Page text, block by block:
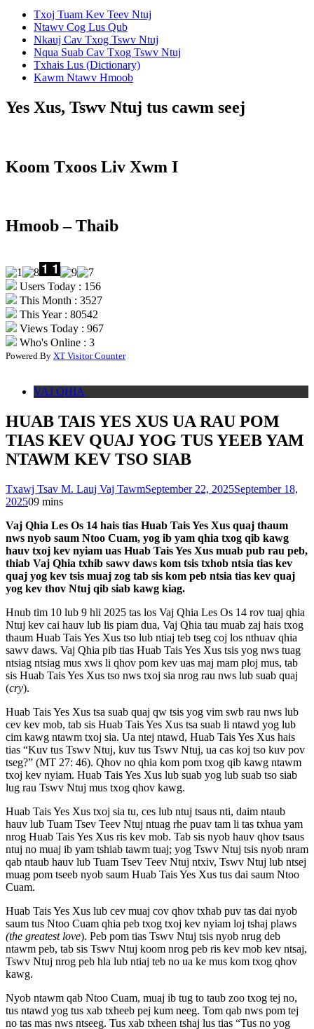
Txoj Tuam Kev Teev Ntuj
Ntawv Cog Lus Qub
Nkauj Cav Txog Tswv Ntuj
Nqua Suab Cav Txog Tswv Ntuj
Txhais Lus (Dictionary)
Kawm Ntawv Hmoob
Yes Xus, Tswv Ntuj tus cawm seej
Koom Txoos Liv Xwm I
Hmoob – Thaib
Users Today : 156
This Month : 3527
This Year : 80542
Views Today : 967
Who's Online : 3
Powered By XT Visitor Counter
VAJ QHIA
HUAB TAIS YES XUS UA RAU POM
TIAS KEV QUAJ YOG TUS YEEB YAM
NTAWM KEV TSO SIAB
Txawj Tsav M. Lauj Vaj TawmSeptember 22, 2025September 18,
202509 mins
Vaj Qhia Les Os 14 hais tias Huab Tais Yes Xus quaj thaum
nws nyob saum Ntoo Cuam, yog ib yam qhia txog qib kawg
hauv txoj kev nyiam uas Huab Tais Yes Xus muab pub rau peb,
thiab Vaj Qhia txhib sawv daws kom tsis txhob ntsia tias kev
quaj yog kev tsis muaj zog tab sis kom peb ntsia tias kev quaj
yog kev thov Ntuj qib siab kawg kiag.
Hnub tim 10 lub 9 hli 2025 tas los Vaj Qhia Les Os 14 rov tuaj qhia
Ntuj kev cai hauv lub lis piam dua, Vaj Qhia tau muab zaj hais txog
thaum Huab Tais Yes Xus tso lub ntiaj teb tseg coj los nthuav qhia
sawv daws. Vaj Qhia pib tias Huab Tais Yes Xus tsis yog nws tuag
ntsiag ntsiag mus xws li qhov pom kev uas maj mam ploj mus, tab
sis Huab Tais Yes Xus tso nws txoj sia nrog rau nws lub suab quaj
(cry).
Huab Tais Yes Xus tsa suab quaj qw tsis yog vim swb rau nws lub
cev kev mob, tab sis Huab Tais Yes Xus tsa suab li ntawd yog lub
cim kawg ntawm txoj sia. Ua ntej ntawd, Huab Tais Yes Xus hais
tias “Kuv tus Tswv Ntuj, kuv tus Tswv Ntuj, ua cas koj tso kuv pov
tseg?” (MT 27: 46). Qhov no qhia kom pom txog qib kawg ntawm
txoj kev nyiam. Huab Tais Yes Xus lub suab yog lub suab tso siab
lug rau Tswv Ntuj mus txog qhov kawg.
Huab Tais Yes Xus txoj sia tu, ces lub ntuj tsaus nti, daim ntaub
hauv lub Tuam Tsev Teev Ntuj ntuag rhe puav tam li tas txhua yam
nrog Huab Tais Yes Xus ris kev mob. Tab sis nyob hauv qhov tsaus
ntuj no muaj ib yam tshiab tawm tuaj; yog Tswv Ntuj tsis nyob nram
qab ntaub hauv lub Tuam Tsev Teev Ntuj ntxiv, Tswv Ntuj lub ntsej
muag pom tseeb nyob saum Huab Tais Yes Xus tus dai saum Ntoo
Cuam.
Huab Tais Yes Xus lub cev muaj cov qhov txhab puv tas dai nyob
saum tus Ntoo Cuam qhia peb txog txoj kev nyiam loj tshaj plaws
(the greatest love). Peb pom tias Tswv Ntuj tsis nyob nrug deb
ntawm peb, tab sis Tswv Ntuj koom nrog peb ris kev mob kev ntsaj,
Tswv Ntuj nrog peb hla lub ntiaj teb no ua ke mus kom txog qhov
kawg.
Nyob ntawm qab Ntoo Cuam, muaj ib tug to taub zoo txog tej no,
tus ntawd yog tus xab txheeb pej kum neeg. Tom qab nws pom tej
no tas mas nws ntseeg. Tus xab txheen tshaj lus tias “Tus no yog